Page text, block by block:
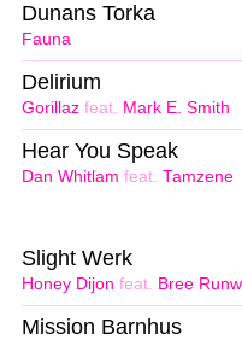
Fauna
Dunans Torka
Gorillaz feat. Mark E. Smith
Delirium
Dan Whitlam feat. Tamzene
Hear You Speak
Honey Dijon feat. Bree
Slight Werk
Mission Barnhus